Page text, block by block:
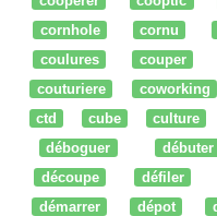
cornhole
cornu
coulures
couper
couturiere
coworking
ctd
cube culture
déboguer
débuter
découpe
défiler
démarrer
dépot